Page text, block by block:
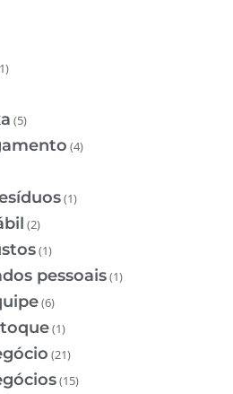
(5)
(4)
(1)
(2)
(1)
pessoais(1)
(6)
(1)
(21)
(15)